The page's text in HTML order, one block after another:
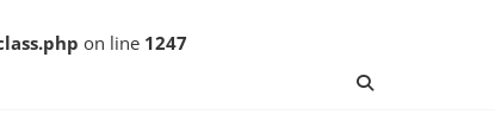
on line 1247